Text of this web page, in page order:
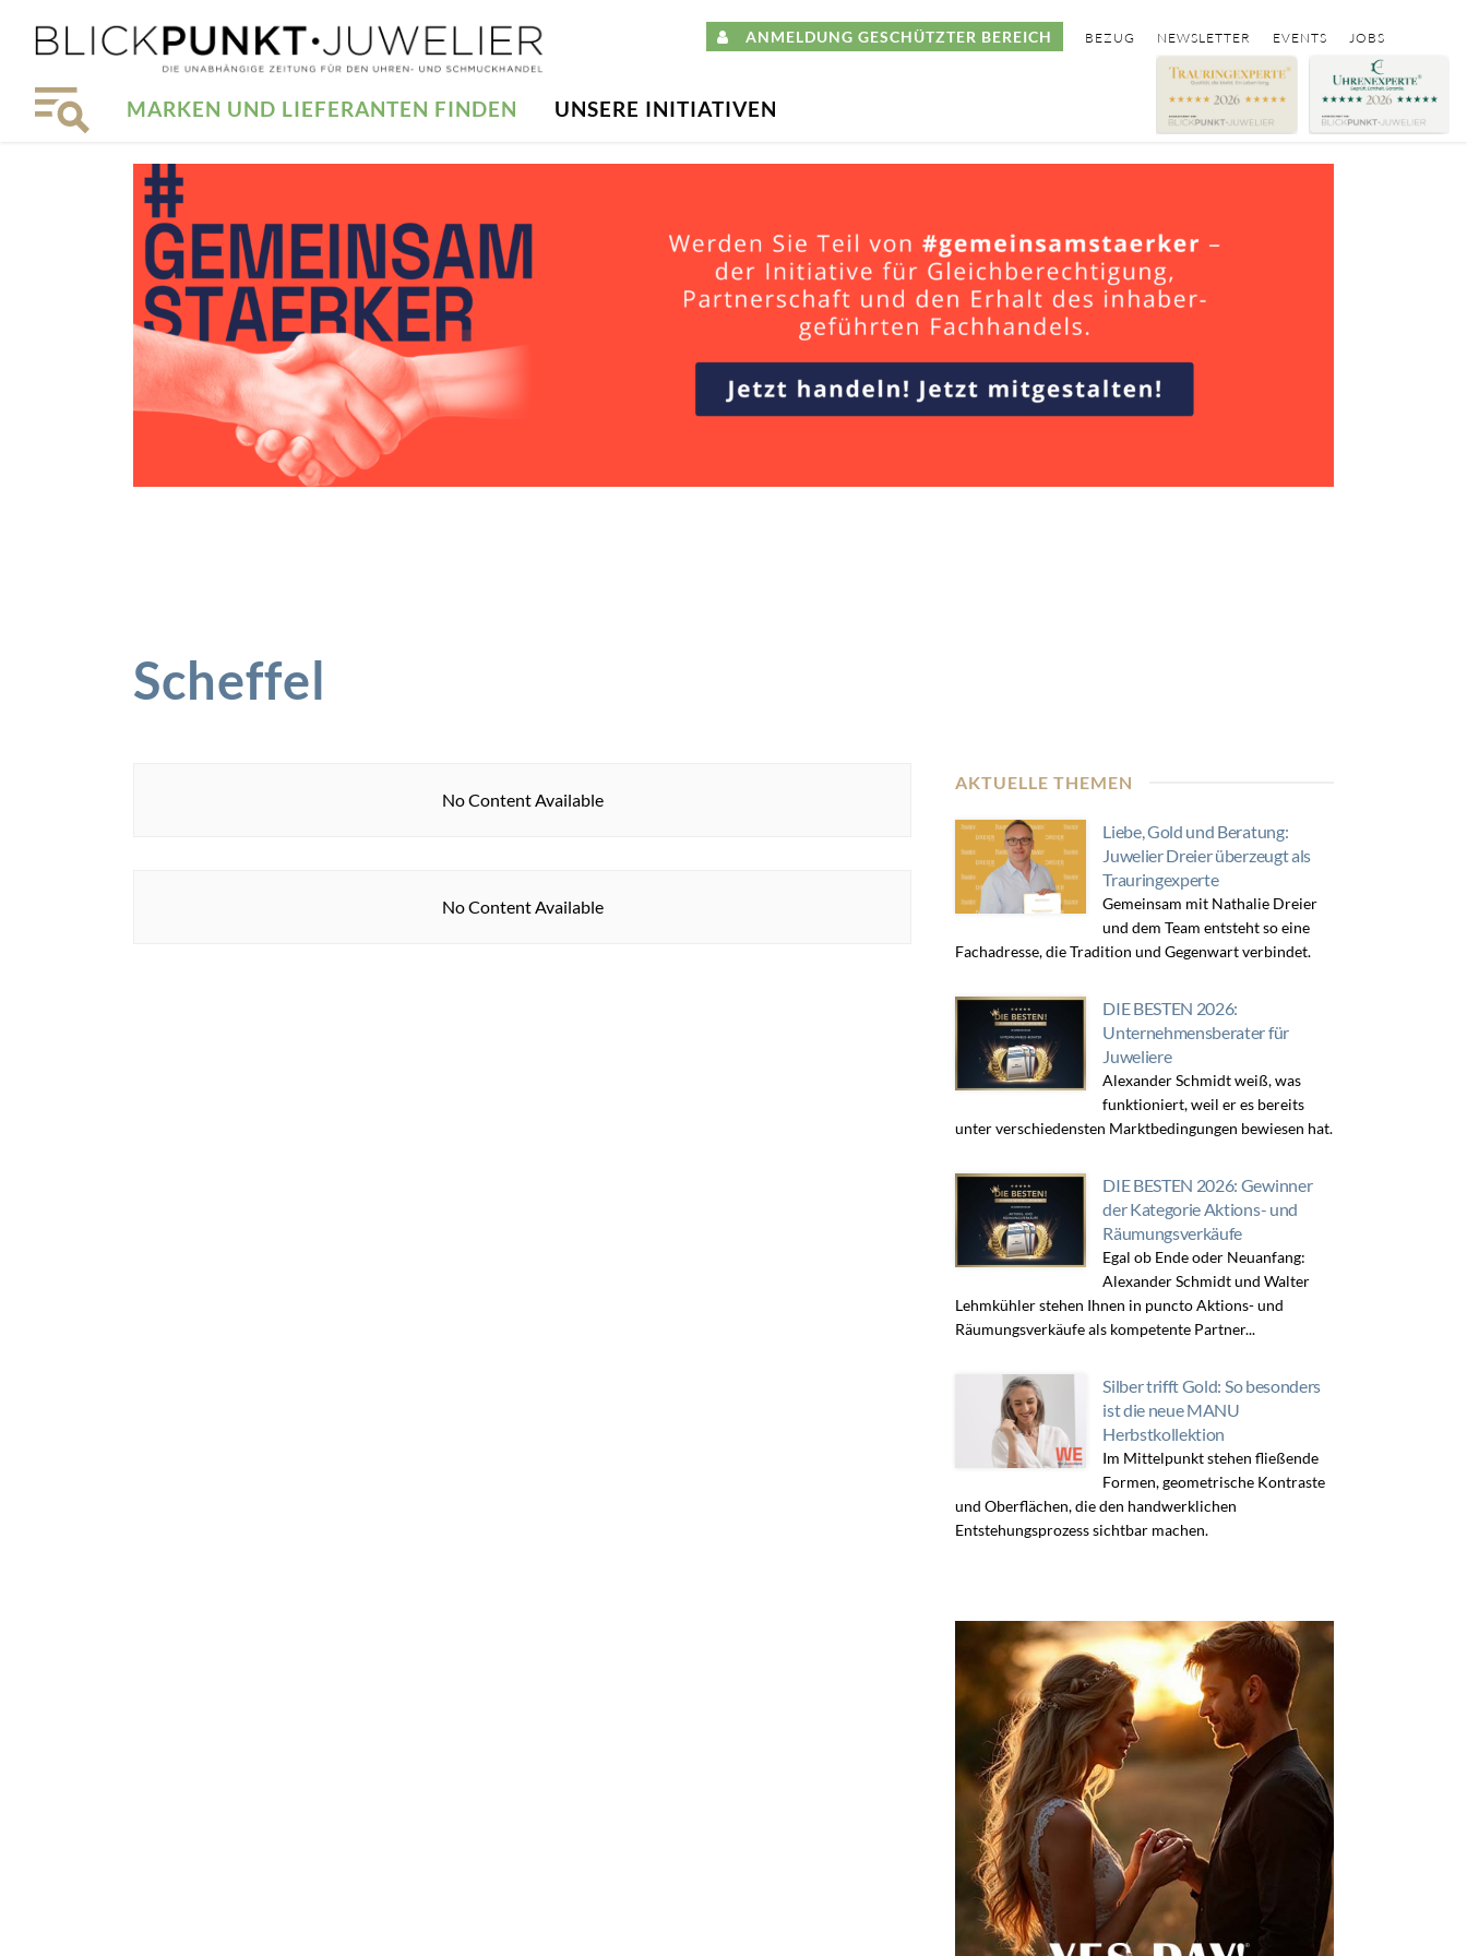
ANMELDUNG GESCHÜTZTER BEREICH BEZUG NEWSLETTER EVENTS JOBS
MARKEN UND LIEFERANTEN FINDEN UNSERE INITIATIVEN
Scheffel
No Content Available
No Content Available
AKTUELLE THEMEN
Liebe, Gold und Beratung:
Juwelier Dreier überzeugt als
Trauringexperte
Gemeinsam mit Nathalie Dreier
und dem Team entsteht so eine
Fachadresse, die Tradition und Gegenwart verbindet.
DIE BESTEN 2026:
Unternehmensberater für
Juweliere
Alexander Schmidt weiß, was
funktioniert, weil er es bereits
unter verschiedensten Marktbedingungen bewiesen hat.
DIE BESTEN 2026: Gewinner
der Kategorie Aktions- und
Räumungsverkäufe
Egal ob Ende oder Neuanfang:
Alexander Schmidt und Walter
Lehmkühler stehen Ihnen in puncto Aktions- und
Räumungsverkäufe als kompetente Partner...
Silber trifft Gold: So besonders
ist die neue MANU
Herbstkollektion
Im Mittelpunkt stehen fließende
Formen, geometrische Kontraste
und Oberflächen, die den handwerklichen
Entstehungsprozess sichtbar machen.